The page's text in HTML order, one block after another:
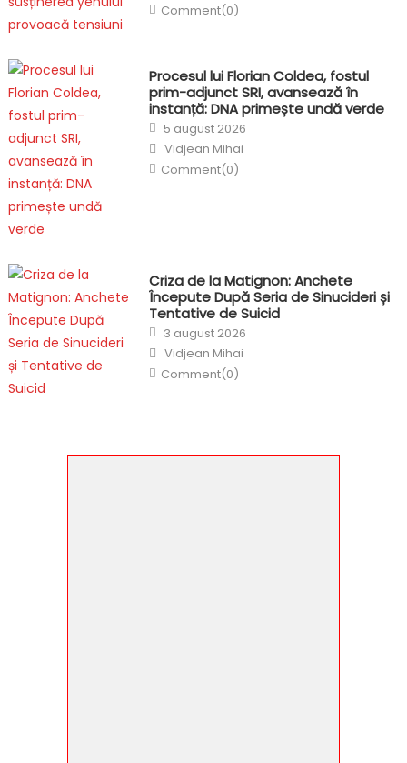
Comment(0)
Procesul lui Florian Coldea, fostul
prim-adjunct SRI, avansează în
instanță: DNA primește undă verde
Posted
on
5 august 2026
Author
Vidjean Mihai
Comment(0)
Criza de la Matignon: Anchete
Începute După Seria de Sinucideri și
Tentative de Suicid
Posted
on
3 august 2026
Author
Vidjean Mihai
Comment(0)